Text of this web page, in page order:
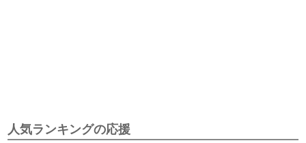
人気ランキングの応援